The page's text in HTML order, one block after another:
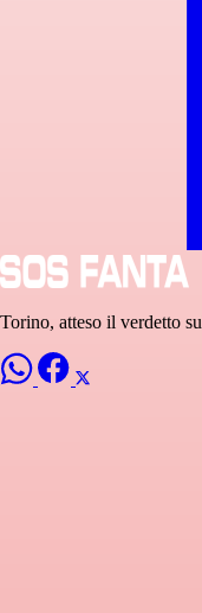
Torino, atteso il verdetto